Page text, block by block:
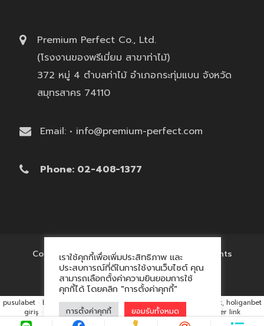
Premium Perfect Co., Ltd.
(โรงงานของพรีเมี่ยม สาขาท่าไม้)
372 หมู่ 4 ตำบลท่าไม้ อำเภอกระทุ่มแบน จังหวัด
สมุทรสาคร 74110
Email: • info@premium-perfect.com
Phone: 02-408-1377
Copyright © 2017 'โรงงานของพรีเมี่ยม' All Rights
Reserved.
เราใช้คุกกี้เพื่อเพิ่มประสิทธิภาพ และ
ประสบการณ์ที่ดีในการใช้งานเว็บไซต์ คุณ
สามารถเลือกตั้งค่าความยินยอมการใช้
คุกกี้ได้ โดยคลิก "การตั้งค่าคุกกี้"
การตั้งค่าคุกกี้ ยอมรับทั้งหมด
pusulabet · betyap · avrupabet · matbet, matbet giriş ·
holiganbet, holiganbet
giriş · cratosroyalbet · maxwin hacklink market, kalıcı footer link